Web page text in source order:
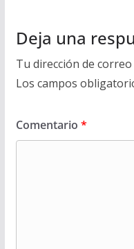
Deja una
Tu dirección de
Los campos
Comentario *